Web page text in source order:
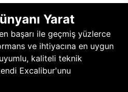
Yarat
başarı ile geçmiş yüzlerce
ve ihtiyacına en uygun
kaliteli teknik
Excalibur'unu